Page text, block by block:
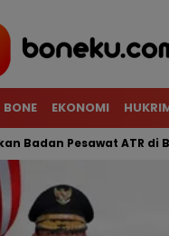
BONE EKONOMI
Pesawat ATR di